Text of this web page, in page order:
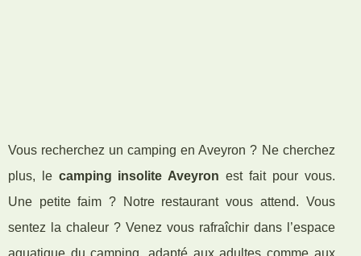
Vous recherchez un camping en Aveyron ? Ne cherchez
plus, le camping insolite Aveyron est fait pour vous.
Une petite faim ? Notre restaurant vous attend. Vous
sentez la chaleur ? Venez vous rafraîchir dans l’espace
aquatique du camping, adapté aux adultes comme aux